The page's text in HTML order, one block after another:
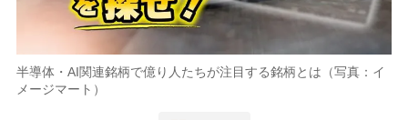
半導体・AI関連銘柄で億り人たちが注目する銘柄とは（写真：イ
メージマート）